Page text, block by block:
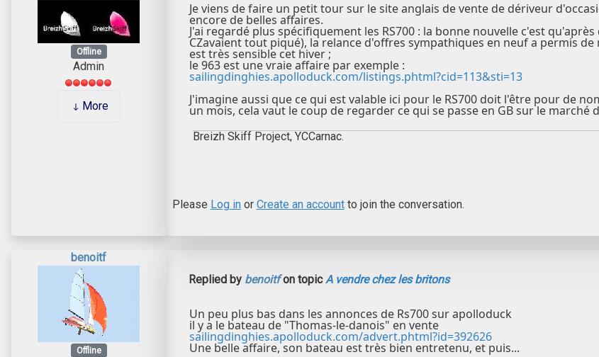
Offline
Admin
More
Je viens de faire un petit tour sur le site anglais de vente de dériveur
encore de belles affaires.
J'ai regardé plus spécifiquement les RS700 : la bonne nouvelle c'est
CZavaient tout piqué), la relance d'offres sympathiques en neuf a permis
est très sensible cet hiver ;
le 963 est une vraie affaire par exemple :
sailingdinghies.apolloduck.com/listings.phtml?cid=113&sti=13
J'imagine aussi que ce qui est valable ici pour le RS700 doit l'être pour de
un mois, cela vaut le coup de regarder ce qui se passe en GB sur le marché
Breizh Skiff Project, YCCarnac.
Please Log inor Create an accountto join the conversation.
benoitf
Offline
Replied by benoitfon topicA vendre chez les britons
Un peu plus bas dans les annonces de Rs700 sur apolloduck
il y a le bateau de "Thomas-le-danois" en vente
sailingdinghies.apolloduck.com/advert.phtml?id=392626
Une belle affaire, son bateau est très bien entretenu, et puis...